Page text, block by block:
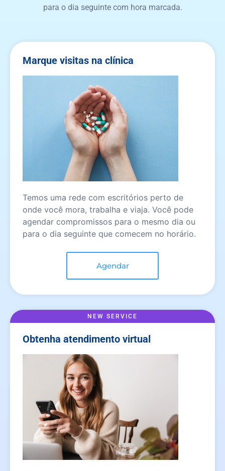
para o dia seguinte com hora marcada.
Marque visitas na clínica
Temos uma rede com escritórios perto de
onde você mora, trabalha e viaja. Você pode
agendar compromissos para o mesmo dia ou
para o dia seguinte que comecem no horário.
Agendar
NEW SERVICE
Obtenha atendimento virtual